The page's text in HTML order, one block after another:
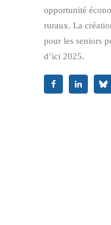
opportunité
ruraux. La
pour les seniors
d’ici 2025.